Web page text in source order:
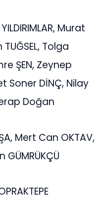
Murat
Tolga
ŞEN, Zeynep
Soner DİNÇ, Nilay
Doğan
Mert Can OKTAV,
GÜMRÜKÇÜ